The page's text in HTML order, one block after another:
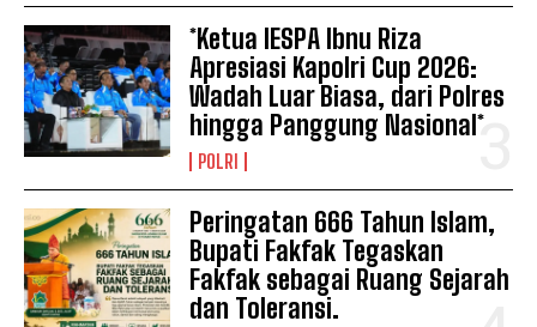
*Ketua IESPA Ibnu Riza
Apresiasi Kapolri Cup 2026:
Wadah Luar Biasa, dari Polres
hingga Panggung Nasional*
POLRI
Peringatan 666 Tahun Islam,
Bupati Fakfak Tegaskan
Fakfak sebagai Ruang Sejarah
dan Toleransi.